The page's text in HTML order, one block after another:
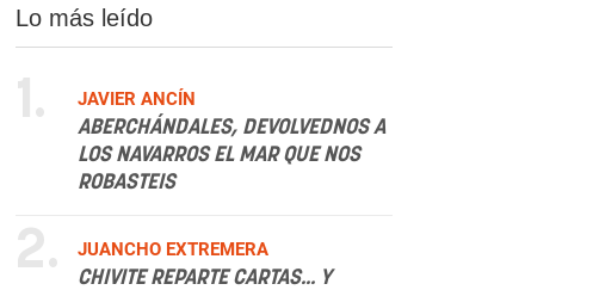
Lo más leído
1.
JAVIER ANCÍN
ABERCHÁNDALES, DEVOLVEDNOS A
LOS NAVARROS EL MAR QUE NOS
ROBASTEIS
2.
JUANCHO EXTREMERA
CHIVITE REPARTE CARTAS... Y